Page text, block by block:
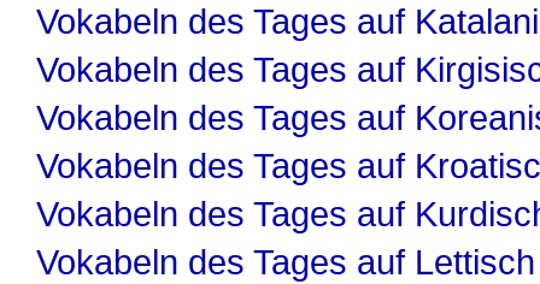
Vokabeln des Tages auf
Vokabeln des Tages auf
Vokabeln des Tages auf
Vokabeln des Tages auf
Vokabeln des Tages auf
Vokabeln des Tages auf Lettisch